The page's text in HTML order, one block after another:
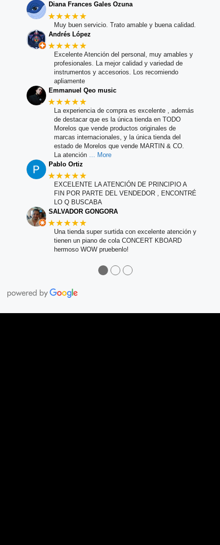
Diana Frances Gales Ozuna
★★★★★
Muy buen servicio. Trato amable y buena calidad.
Andrés López
★★★★★
Excelente Atención del personal, muy amables y
profesionales. La mejor calidad y variedad de
instrumentos y accesorios. Los recomiendo
apliamente
Emmanuel Qeo music
★★★★★
La experiencia de compra es excelente , además
de destacar que es la única tienda en TODO
Morelos que vende productos originales de
marcas internacionales, y la única tienda del
estado de Morelos que vende MARTIN & CO.
La atención
… More
Pablo Ortiz
★★★★★
EXCELENTE LA ATENCIÓN DE PRINCIPIO A
FIN POR PARTE DEL VENDEDOR , ENCONTRÉ
LO Q BUSCABA
SALVADOR GONGORA
★★★★★
Una tienda super surtida con excelente atención y
tienen un piano de cola CONCERT KBOARD
hermoso WOW pruebenlo!
●●●